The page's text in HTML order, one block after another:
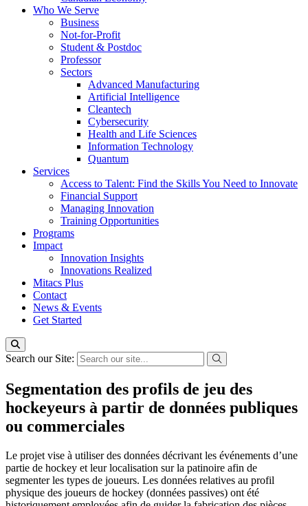
Who We Serve
Business
Not-for-Profit
Student & Postdoc
Professor
Sectors
Advanced Manufacturing
Artificial Intelligence
Cleantech
Cybersecurity
Health and Life Sciences
Information Technology
Quantum
Services
Access to Talent: Find the Skills You Need to Innovate
Financial Support
Managing Innovation
Training Opportunities
Programs
Impact
Innovation Insights
Innovations Realized
Mitacs Plus
Contact
News & Events
Get Started
Search our Site:
Segmentation des profils de jeu des
hockeyeurs à partir de données publiques
ou commerciales
Le projet vise à utiliser des données décrivant les événements d’une
partie de hockey et leur localisation sur la patinoire afin de
segmenter les types de joueurs. Les données relatives au profil
physique des joueurs de hockey (données passives) ont été